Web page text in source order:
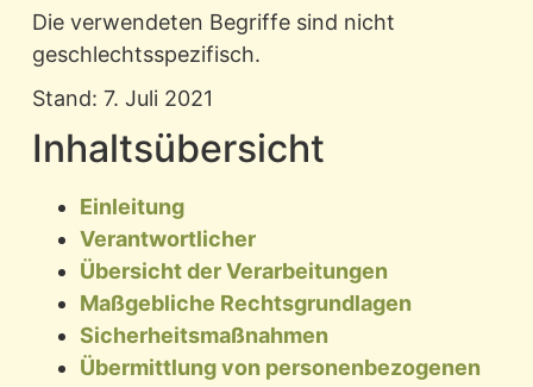
Die verwendeten Begriffe sind nicht
geschlechtsspezifisch.
Stand: 7. Juli 2021
Inhaltsübersicht
Einleitung
Verantwortlicher
Übersicht der Verarbeitungen
Maßgebliche Rechtsgrundlagen
Sicherheitsmaßnahmen
Übermittlung von personenbezogenen